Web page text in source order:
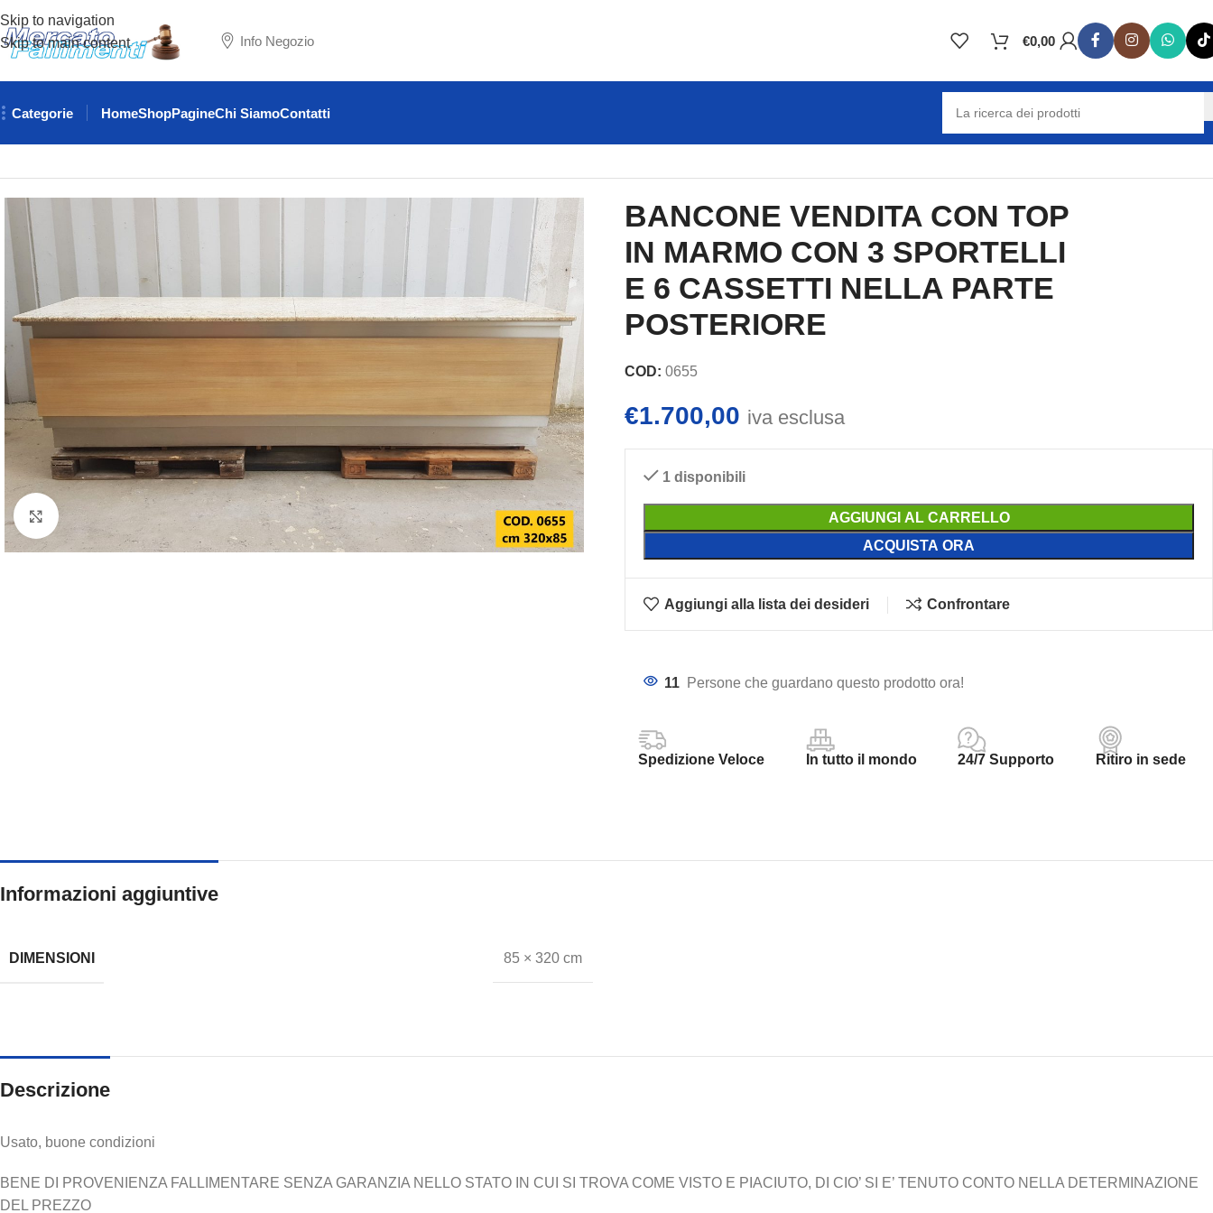
Skip to navigation
Skip to main content
Info Negozio €0,00
Categorie HomeShopPagineChi SiamoContatti
BANCONE VENDITA CON TOP IN MARMO CON 3 SPORTELLI E 6 CASSETTI NELLA PARTE POSTERIORE
Clicca per ingrandire
BANCONE VENDITA CON TOP
IN MARMO CON 3 SPORTELLI
E 6 CASSETTI NELLA PARTE
POSTERIORE
COD: 0655
€1.700,00 iva esclusa
1 disponibili
AGGIUNGI AL CARRELLO
ACQUISTA ORA
Aggiungi alla lista dei desideri Confrontare
11 Persone che guardano questo prodotto ora!
Spedizione Veloce In tutto il mondo 24/7 Supporto Ritiro in sede
Informazioni aggiuntive
DIMENSIONI 85 × 320 cm
Descrizione
Usato, buone condizioni
BENE DI PROVENIENZA FALLIMENTARE SENZA GARANZIA NELLO STATO IN CUI SI TROVA COME VISTO E PIACIUTO, DI CIO’ SI E’ TENUTO CONTO NELLA DETERMINAZIONE
DEL PREZZO